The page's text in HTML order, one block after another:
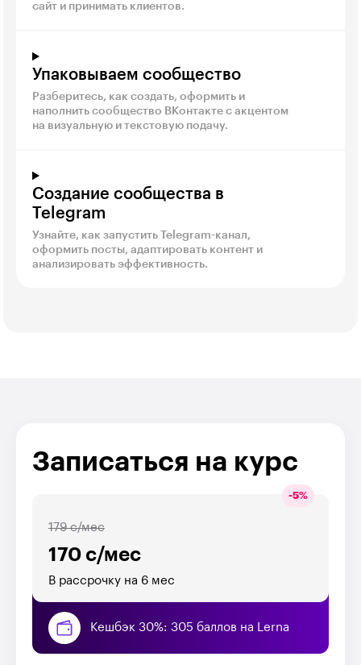
сайт и принимать клиентов.
Упаковываем сообщество
Разберитесь, как создать, оформить и
наполнить сообщество ВКонтакте с акцентом
на визуальную и текстовую подачу.
Создание сообщества в
Telegram
Узнайте, как запустить Telegram-канал,
оформить посты, адаптировать контент и
анализировать эффективность.
Записаться на курс
-5%
170 с/мес
179 с/мес
В рассрочку на 6 мес
Кешбэк 30%: 305 баллов на Lerna